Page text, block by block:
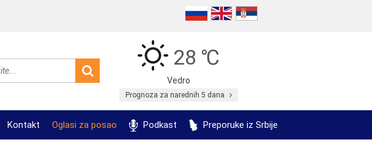
28 ℃
Vedro
Prognoza za narednih 5 dana
Kontakt Oglasi za posao Podkast Preporuke iz Srbije